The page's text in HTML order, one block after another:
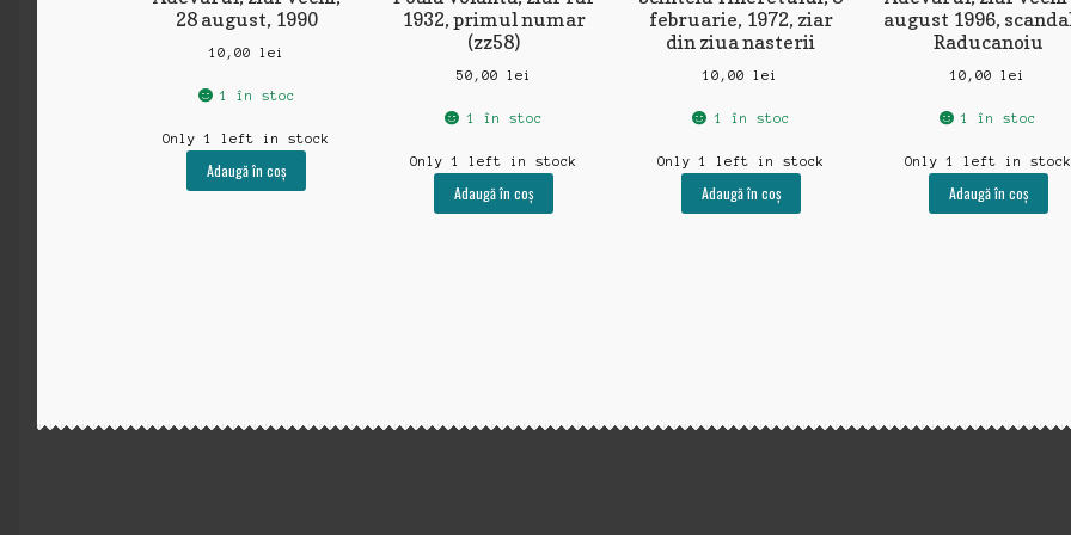
28 august, 1990
10,00 lei
1 în stoc
Only 1 left in stock
Adaugă în coș
1932, primul numar
(zz58)
50,00 lei
1 în stoc
Only 1 left in stock
Adaugă în coș
februarie, 1972, ziar
din ziua nasterii
10,00lei
1 în stoc
Only 1 left in stock
Adaugă în coș
august 1996,
Raducanoiu
10,00lei
1 în stoc
Only 1 left in stock
Adaugă în coș